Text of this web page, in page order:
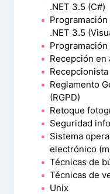
.NET 3.5 (C#)
.NET 3.5
Recepción en
Reglamento
(RGPD)
Retoque
Seguridad
Sistema
electrónico
Técnicas de
Técnicas de
Unix